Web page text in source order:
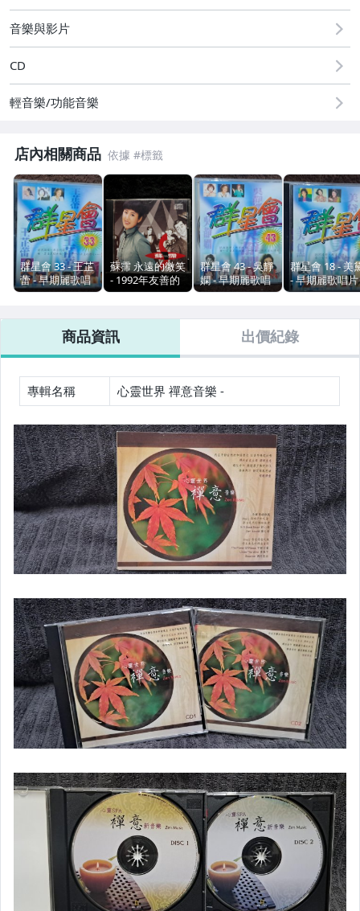
音樂與影片
CD
輕音樂/功能音樂
店內相關商品
群星會 33 - 王芷
蕾 - 早期麗歌唱
片版 - 碟片9成
M3099
蘇霈 永遠的微笑
- 1992年友善的
狗 - 碟片近新 無
M49
群星會 43 - 吳靜
嫻 - 早期麗歌唱
片版 - 碟片近新
M2176
群星會 18 - 美
- 早期麗歌唱片
版 - 碟片近新
標 M51
商品資訊 出價紀錄
專輯名稱 心靈世界 禪意音樂 -